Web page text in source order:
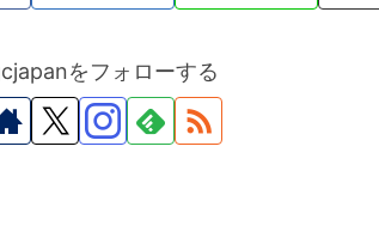
をフォローする